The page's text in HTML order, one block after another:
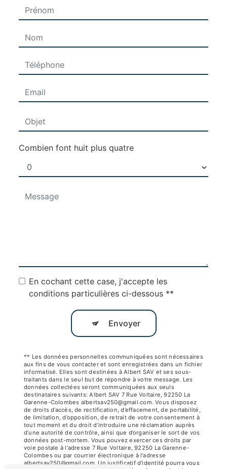
Combien font huit plus quatre
En cochant cette case, j'accepte les
conditions particulières ci-dessous **
Envoyer
** Les données personnelles communiquées sont nécessaires
aux fins de vous contacter et sont enregistrées dans un fichier
informatisé. Elles sont destinées à Albert SAV et ses sous-
traitants dans le seul but de répondre à votre message. Les
données collectées seront communiquées aux seuls
destinataires suivants: Albert SAV 7 Rue Voltaire, 92250 La
Garenne-Colombes albertsav250@gmail.com. Vous disposez
de droits d’accès, de rectification, d’effacement, de portabilité,
de limitation, d’opposition, de retrait de votre consentement à
tout moment et du droit d’introduire une réclamation auprès
d’une autorité de contrôle, ainsi que d’organiser le sort de vos
données post-mortem. Vous pouvez exercer ces droits par
voie postale à l'adresse 7 Rue Voltaire, 92250 La Garenne-
Colombes ou par courrier électronique à l'adresse
albertsav250@gmail.com. Un justificatif d'identité pourra vous